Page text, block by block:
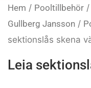
Hem / Pooltillbehör /
Gullberg Jansson /
sektionslås skena
Leia